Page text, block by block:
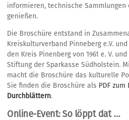
informieren, technische Sammlungen
genießen.
Die Broschüre entstand in
Kreiskulturverband Pinneberg e.V.
den Kreis Pinenberg von 1961 e. V.
Stiftung der Sparkasse Südholstein.
macht die Broschüre das kulturelle
Sie finden die Broschüre als PDF zum
Durchblättern.
Online-Event: So löppt dat …